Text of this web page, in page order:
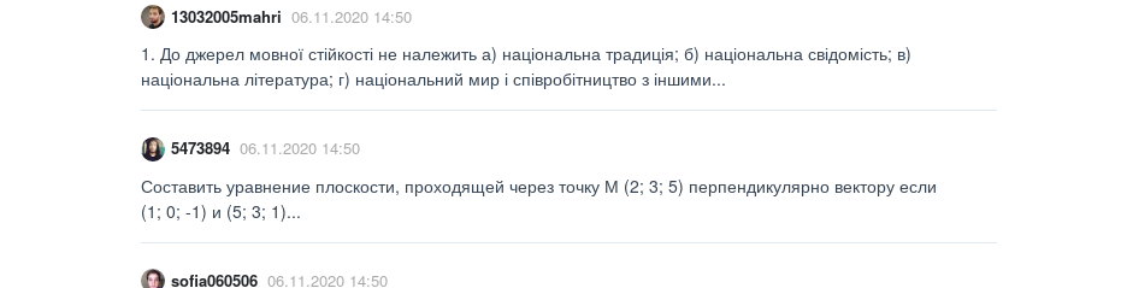
13032005mahri 06.11.2020 14:50
1. До джерел мовної стійкості не належить а) національна традиція; б) національна свідомість; в)
національна література; г) національний мир і співробітництво з іншими...
5473894 06.11.2020 14:50
Составить уравнение плоскости, проходящей через точку М (2; 3; 5) перпендикулярно вектору если
(1; 0; -1) и (5; 3; 1)...
sofia060506 06.11.2020 14:50